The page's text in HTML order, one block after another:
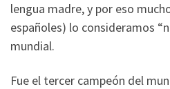
lengua madre, y por eso
españoles) lo consideramos
mundial.
Fue el tercer campeón del